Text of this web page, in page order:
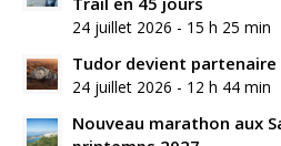
24 juillet 2026 - 15 h 25 min
Tudor devient partenaire
24 juillet 2026 - 12 h 44 min
Nouveau marathon aux